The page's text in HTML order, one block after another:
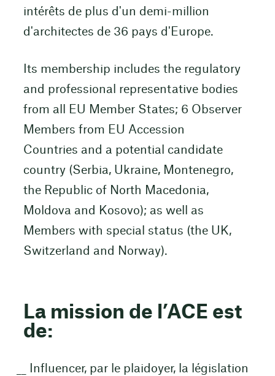
intérêts de plus d'un demi-million
d'architectes de 36 pays d'Europe.
Its membership includes the regulatory
and professional representative bodies
from all EU Member States; 6 Observer
Members from EU Accession
Countries and a potential candidate
country (Serbia, Ukraine, Montenegro,
the Republic of North Macedonia,
Moldova and Kosovo); as well as
Members with special status (the UK,
Switzerland and Norway).
La mission de l’ACE est
de:
Influencer, par le plaidoyer, la législation